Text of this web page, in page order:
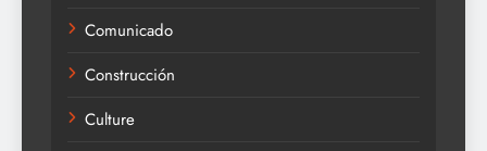
Comunicado
Construcción
Culture